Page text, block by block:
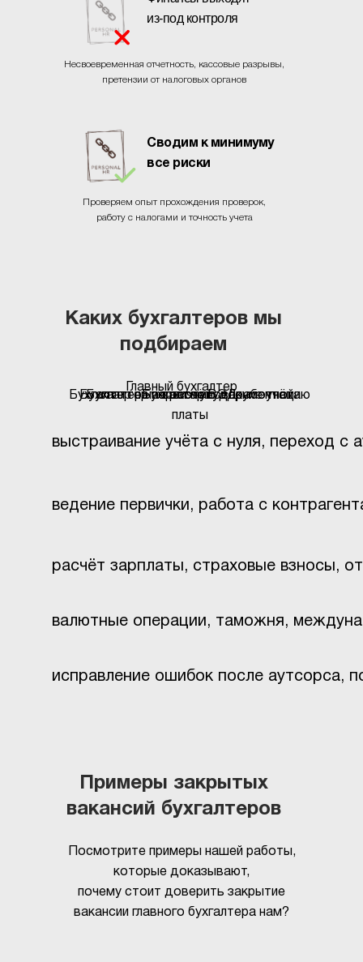
из-под контроля
Сводим к минимуму
все риски
Несвоевременная отчетность, кассовые разрывы,
претензии от налоговых органов
Проверяем опыт прохождения проверок,
работу с налогами и точность учета
Каких бухгалтеров мы
подбираем
Главный бухгалтер
выстраивание учёта с нуля, переход с
Бухгалтер на первичную документацию
ведение первички, работа с
Бухгалтер по расчёту заработной
платы
расчёт зарплаты, страховые взносы,
Бухгалтер ВЭД
валютные операции, таможня,
Бухгалтер на восстановление учёта
исправление ошибок после аутсорса,
Примеры закрытых
вакансий бухгалтеров
Посмотрите примеры нашей работы,
которые доказывают,
почему стоит доверить закрытие
вакансии главного бухгалтера нам?